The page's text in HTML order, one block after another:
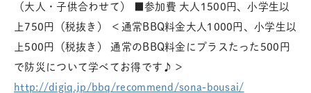
（大人・子供合わせて） ■参加費 大人1500円、小学生以
上750円（税抜き） ＜通常BBQ料金大人1000円、小学生以
上500円（税抜き） 通常のBBQ料金にプラスたった500円
で防災について学べてお得です♪＞
http://digiq.jp/bbq/recommend/sona-bousai/